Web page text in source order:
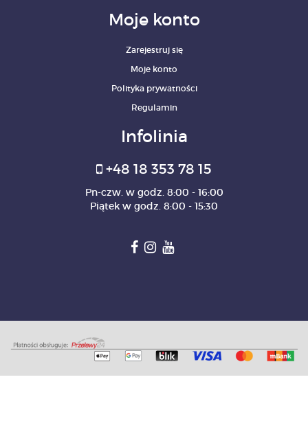
Moje konto
Zarejestruj się
Moje konto
Polityka prywatności
Regulamin
Infolinia
+48 18 353 78 15
Pn-czw. w godz. 8:00 - 16:00
Piątek w godz. 8:00 - 15:30